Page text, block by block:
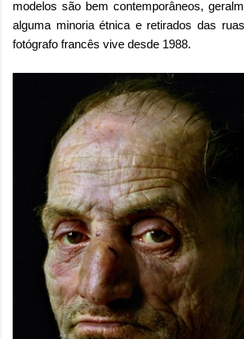
modelos são bem contemporâneos,
alguma minoria étnica e retirados das
fotógrafo francês vive desde 1988.